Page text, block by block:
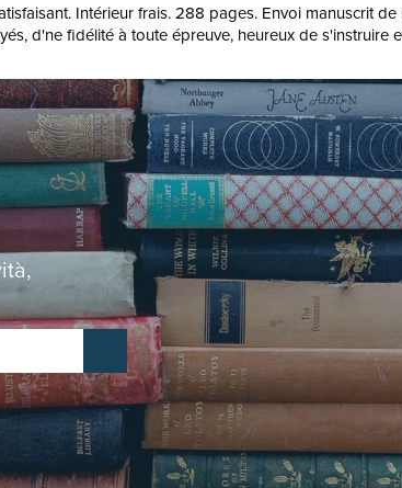
Intérieur frais. 288 pages. Envoi manuscrit
d'ne fidélité à toute épreuve, heureux de s'instruire